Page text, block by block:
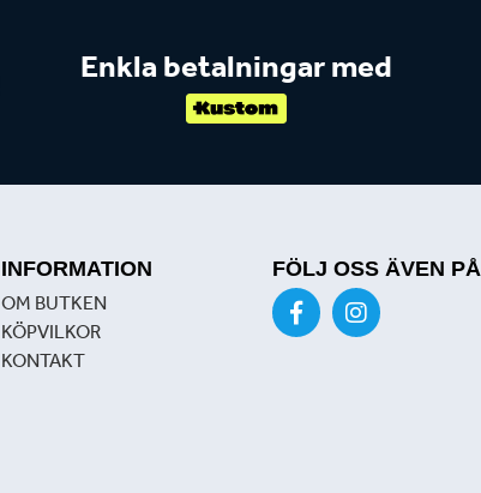
Enkla betalningar med
INFORMATION
OM BUTKEN
KÖPVILKOR
KONTAKT
FÖLJ OSS ÄVEN PÅ